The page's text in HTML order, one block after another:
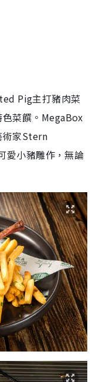
Pig主打豬肉菜
菜饌。MegaBox
術家Stern
愛小豬雕作，無論